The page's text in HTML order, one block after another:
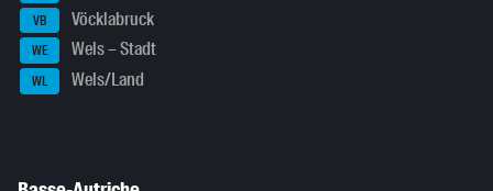
VB Vöcklabruck
WE Wels – Stadt
WL Wels/Land